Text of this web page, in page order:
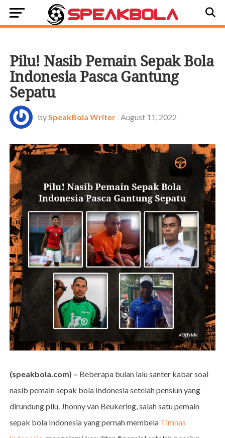
Pilu! Nasib Pemain Sepak Bola
Indonesia Pasca Gantung
Sepatu
bySpeakBola Writer August 11, 2022
(speakbola.com) – Beberapa bulan lalu santer kabar soal
nasib pemain sepak bola Indonesia setelah pensiun yang
dirundung pilu. Jhonny van Beukering, salah satu pemain
sepak bola Indonesia yang pernah membela Timnas